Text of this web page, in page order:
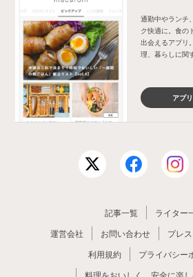
通勤中やランチ
ク快適に。食の
出会えるアプリ
理、暮らしに関
アプ
記事一覧
ライター
運営会社
お問い合わせ
プレ
利用規約
プライバシー